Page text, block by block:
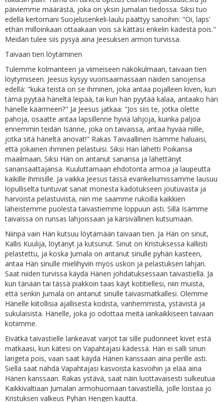
päiviemme määrästä, joka on yksin Jumalan tiedossa. Siksi tuo
edellä kertomani Suojelusenkeli-laulu päättyy sanoihin: "Oi, laps'
ethän milloinkaan ottaakaan vois sä kättäsi enkelin kädestä pois."
Meidän tulee siis pysyä aina Jeesuksen armon turvissa.
Taivaan tien löytäminen
Tulemme kolmanteen ja viimeiseen näkökulmaan, taivaan tien
löytymiseen. Jeesus kysyy vuorisaarnassaan näiden sanojensa
edellä: "kuka teistä on se ihminen, joka antaa pojalleen kiven, kun
tämä pyytää häneltä leipää, tai kun hän pyytää kalaa, antaako hän
hänelle käärmeen?" Ja Jeesus jatkaa: "Jos siis te, jotka olette
pahoja, osaatte antaa lapsillenne hyviä lahjoja, kuinka paljoa
ennemmin teidän Isänne, joka on taivaissa, antaa hyvää niille,
jotka sitä häneltä anovat!" Rakas Taivaallinen Isämme haluaisi,
että jokainen ihminen pelastuisi. Siksi Hän lähetti Poikansa
maailmaan. Siksi Hän on antanut sanansa ja lähettänyt
sanansaattajansa. Kuuluttamaan ehdotonta armoa ja laupeutta
kaikille ihmisille. Ja vaikka Jeesus tässä evankeliumissamme lausuu
lopulliselta tuntuvat sanat monesta kadotukseen joutuvasta ja
harvoista pelastuvista, niin me saamme rukoilla kaikkien
läheistemme puolesta taivastiemme loppuun asti. Sillä Isämme
taivaissa on runsas lahjoissaan ja kärsivällinen kutsumaan.
Niinpä vain Hän kutsuu löytämään taivaan tien. Ja Hän on sinut,
Kallis Kuulija, löytänyt ja kutsunut. Sinut on Kristuksessa kalliisti
pelastettu, ja koska Jumala on antanut sinulle pyhän kasteen,
antaa Hän sinulle mielihyvin myös uskon ja pelastuksen lahjan.
Saat niiden turvissa käydä Hänen johdatuksessaan taivastiellä. Ja
kun tänään tai tässä piakkoin taas käyt kotitiellesi, niin muista,
että senkin Jumala on antanut sinulle taivasmatkallesi. Olemme
Hänelle kiitollisia ajallisesta kodista, vanhemmista, ystävistä ja
sukulaisista. Hänelle, joka jo odottaa meitä iankaikkiseen taivaan
kotiimme.
Eivätkä taivastielle lankeavat varjot tai sille pudonneet kivet estä
matkaasi, kun kätesi on Vapahtajasi kädessä. Hän ei salli sinun
langeta pois, vaan saat käydä Hänen kanssaan aina perille asti.
Siellä saat nähdä Vapahtajasi kasvoista kasvoihin ja elää aina
Hänen kanssaan. Rakas ystävä, saat näin luottavaisesti sulkeutua
Kaikkivaltiaan Jumalan armohuomaan taivastiellä, jolle loistaa jo
Kristuksen valkeus Pyhän Hengen kautta.